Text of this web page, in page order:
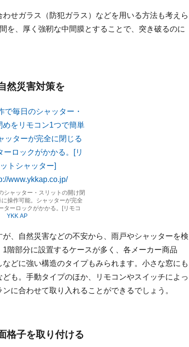
せガラス（防犯ガラス）などを用いる方法も考えら
を、厚く強靭な中間膜とすることで、突き破るのに
然災害対策を
シャッター・スリットの開け閉
操作可能。シャッターが完全
ターロックがかかる。[リモコ
] YKK AP
、自然災害などの不安から、雨戸やシャッターを検
階部分に設置するケースが多く、各メーカー商品
どに強い構造のタイプもみられます。小さな窓にも
も。手動タイプのほか、リモコンやスイッチによっ
に合わせて取り入れることができるでしょう。
子を取り付ける